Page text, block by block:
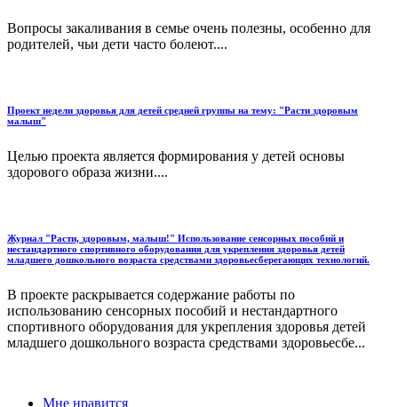
Вопросы закаливания в семье очень полезны, особенно для
родителей, чьи дети часто болеют....
Проект недели здоровья для детей средней группы на тему: "Расти здоровым
малыш"
Целью проекта является формирования у детей основы
здорового образа жизни....
Журнал "Расти, здоровым, малыш!" Использование сенсорных пособий и
нестандартного спортивного оборудования для укрепления здоровья детей
младшего дошкольного возраста средствами здоровьесберегающих технологий.
В проекте раскрывается содержание работы по
использованию сенсорных пособий и нестандартного
спортивного оборудования для укрепления здоровья детей
младшего дошкольного возраста средствами здоровьесбе...
Мне нравится